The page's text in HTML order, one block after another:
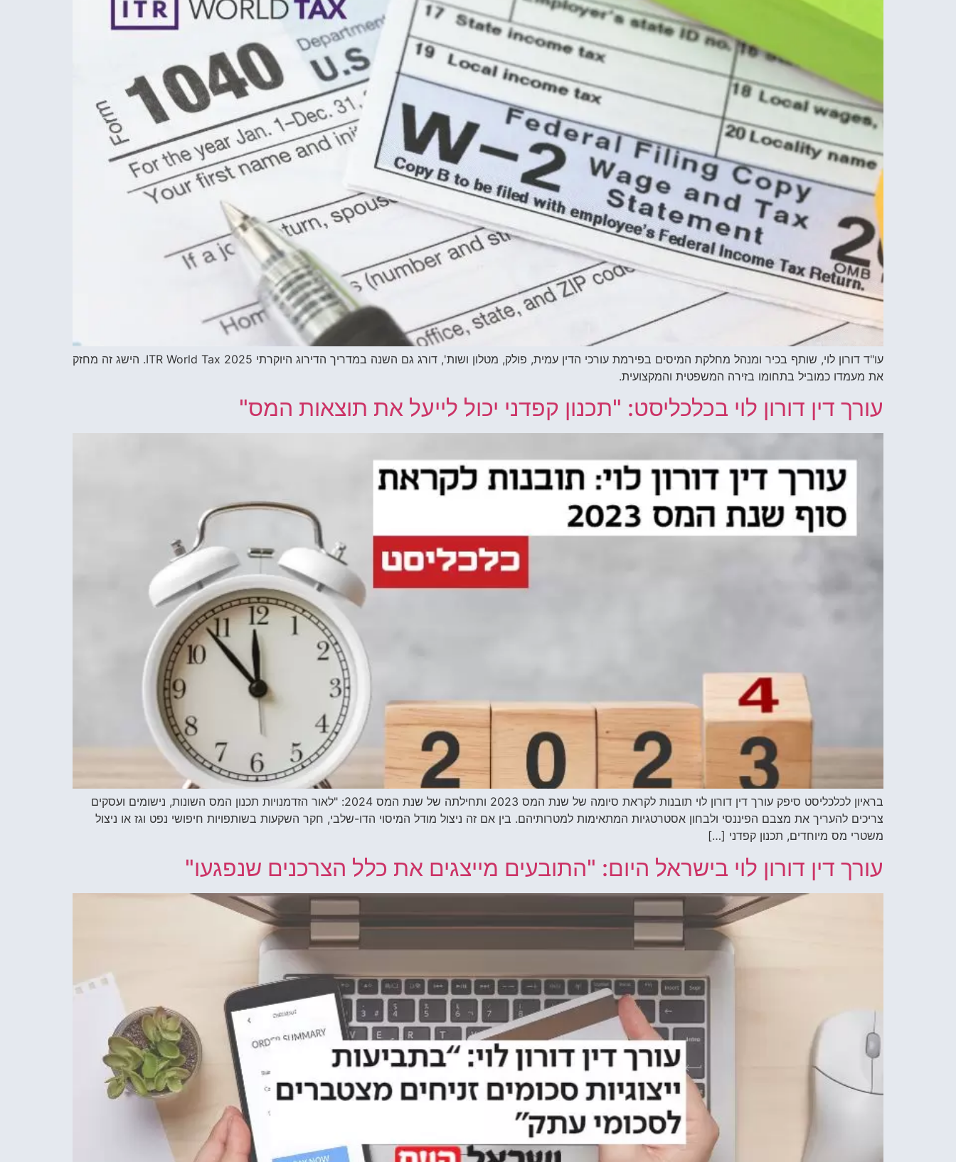
עו"ד דורון לוי, שותף בכיר ומנהל מחלקת המיסים בפירמת עורכי הדין עמית, פולק, מטלון ושות', דורג גם השנה במדריך הדירוג היוקרתי ITR World Tax 2025. הישג זה מחזק
את מעמדו כמוביל בתחומו בזירה המשפטית והמקצועית.
עורך דין דורון לוי בכלכליסט: "תכנון קפדני יכול לייעל את תוצאות המס"
בראיון לכלכליסט סיפק עורך דין דורון לוי תובנות לקראת סיומה של שנת המס 2023 ותחילתה של שנת המס 2024: "לאור הזדמנויות תכנון המס השונות, נישומים ועסקים
צריכים להעריך את מצבם הפיננסי ולבחון אסטרטגיות המתאימות למטרותיהם. בין אם זה ניצול מודל המיסוי הדו-שלבי, חקר השקעות בשותפויות חיפושי נפט וגז או ניצול
משטרי מס מיוחדים, תכנון קפדני […]
עורך דין דורון לוי בישראל היום: "התובעים מייצגים את כלל הצרכנים שנפגעו"